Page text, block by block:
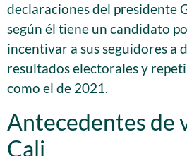
declaraciones del presidente
según él tiene un candidato
incentivar a sus seguidores a
resultados electorales y
como el de 2021.
Antecedentes de
Cali